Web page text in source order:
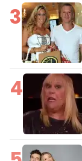
3
4